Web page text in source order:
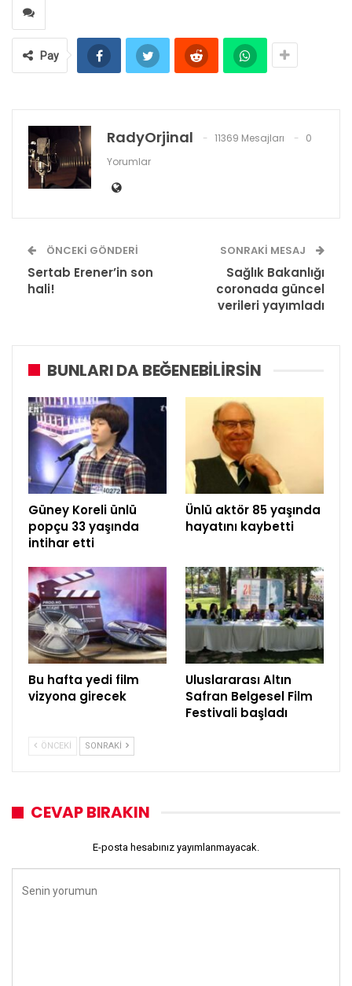
Pay
RadyOrjinal 11369 Mesajları
0
Yorumlar
ÖNCEKI GÖNDERI
Sertab Erener’in son
hali!
SONRAKI MESAJ
Sağlık Bakanlığı
coronada güncel
verileri yayımladı
BUNLARI DA BEĞENEBILIRSIN
Güney Koreli ünlü
popçu 33 yaşında
intihar etti
Ünlü aktör 85 yaşında
hayatını kaybetti
Bu hafta yedi film
vizyona girecek
Uluslararası Altın
Safran Belgesel Film
Festivali başladı
ÖNCEKI SONRAKI
CEVAP BIRAKIN
E-posta hesabınız yayımlanmayacak.